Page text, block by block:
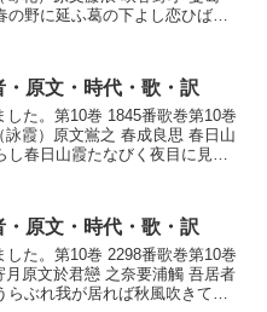
野に延ふ葛の下よし恋ひば久
原文・時代・歌・訳
た。第10巻 1845番歌巻第10巻
霞）原文鴬之 春成良思 春日山
し春日山霞たなびく夜目に見れ
原文・時代・歌・訳
た。第10巻 2298番歌巻第10巻
原文於君戀 之奈要浦觸 吾居者
ぶれ我が居れば秋風吹きて月